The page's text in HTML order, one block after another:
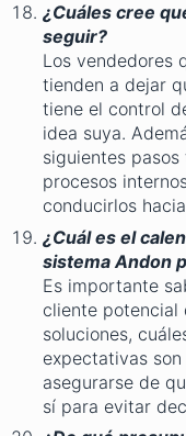
¿Cuáles cree
seguir?
Los vendedores
tienden a dejar
tiene el control
idea suya.
siguientes
procesos
conducirlos
¿Cuál es el
sistema Andon
Es importante
cliente potencial
soluciones,
expectativas
asegurarse de
sí para evitar